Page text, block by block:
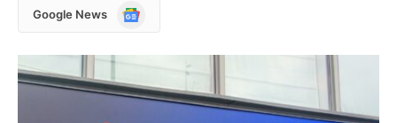
Google News
Google